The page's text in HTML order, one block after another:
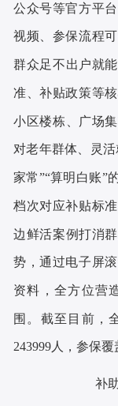
公众号等官方平
视频、参保流程
群众足不出户就
准、补贴政策等
小区楼栋、广场
对老年群体、灵
家常”“算明白账”
档次对应补贴标
边鲜活案例打消
势，通过电子屏
资料，全方位营
围。截至目前，
243999人，参保覆
补